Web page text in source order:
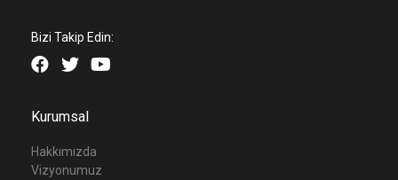
Bizi Takip Edin:
Kurumsal
Hakkımızda
Vizyonumuz